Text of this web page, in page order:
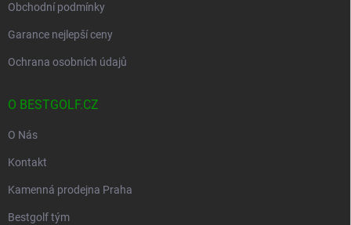
Obchodní podmínky
Garance nejlepší ceny
Ochrana osobních údajů
O BESTGOLF.CZ
O Nás
Kontakt
Kamenná prodejna Praha
Bestgolf tým